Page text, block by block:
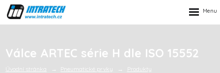
Válce ARTEC série H dle ISO 15552
Úvodní stránka Pneumatické prvky
Produkty